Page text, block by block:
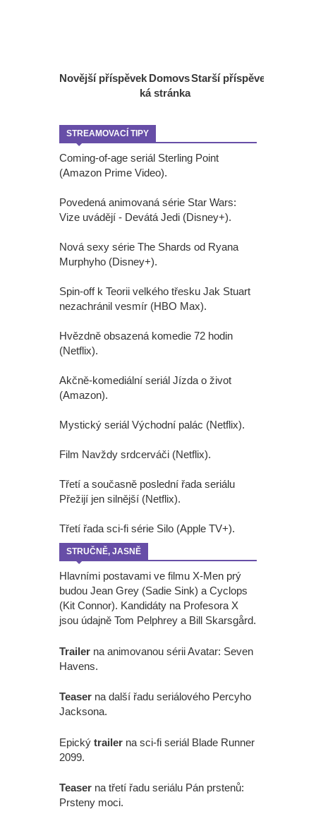
Novější příspěvek Starší příspěvek
Domovs
ká stránka
STREAMOVACÍ TIPY
Coming-of-age seriál Sterling Point
(Amazon Prime Video).
Povedená animovaná série Star Wars:
Vize uvádějí - Devátá Jedi (Disney+).
Nová sexy série The Shards od Ryana
Murphyho (Disney+).
Spin-off k Teorii velkého třesku Jak Stuart
nezachránil vesmír (HBO Max).
Hvězdně obsazená komedie 72 hodin
(Netflix).
Akčně-komediální seriál Jízda o život
(Amazon).
Mystický seriál Východní palác (Netflix).
Film Navždy srdcerváči (Netflix).
Třetí a současně poslední řada seriálu
Přežijí jen silnější (Netflix).
Třetí řada sci-fi série Silo (Apple TV+).
STRUČNĚ, JASNĚ
Hlavními postavami ve filmu X-Men prý
budou Jean Grey (Sadie Sink) a Cyclops
(Kit Connor). Kandidáty na Profesora X
jsou údajně Tom Pelphrey a Bill Skarsgård.
Trailer na animovanou sérii Avatar: Seven
Havens.
Teaser na další řadu seriálového Percyho
Jacksona.
Epický trailer na sci-fi seriál Blade Runner
2099.
Teaser na třetí řadu seriálu Pán prstenů:
Prsteny moci.